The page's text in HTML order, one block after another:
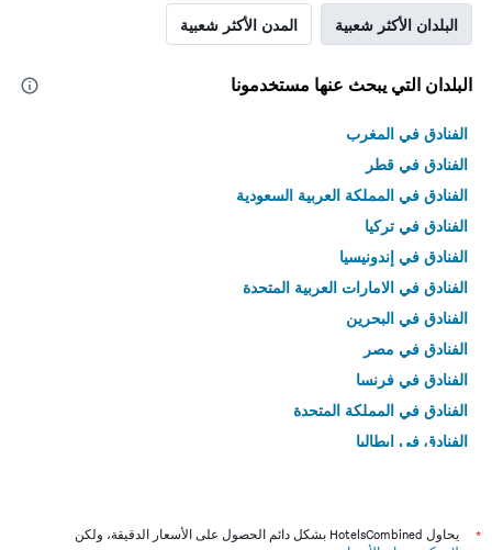
البلدان الأكثر شعبية المدن الأكثر شعبية
البلدان التي يبحث عنها مستخدمونا
الفنادق في المغرب
الفنادق في قطر
الفنادق في المملكة العربية السعودية
الفنادق في تركيا
الفنادق في إندونيسيا
الفنادق في الامارات العربية المتحدة
الفنادق في البحرين
الفنادق في مصر
الفنادق في فرنسا
الفنادق في المملكة المتحدة
الفنادق في إيطاليا
*
يحاول HotelsCombined بشكل دائم الحصول على الأسعار الدقيقة، ولكن